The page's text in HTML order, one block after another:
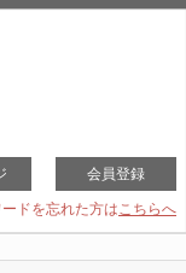
会員登録
ドを忘れた方はこちらへ